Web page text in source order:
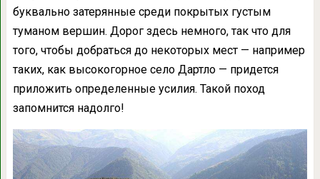
буквально затерянные среди покрытых густым
туманом вершин. Дорог здесь немного, так что для
того, чтобы добраться до некоторых мест — например
таких, как высокогорное село Дартло — придется
приложить определенные усилия. Такой поход
запомнится надолго!